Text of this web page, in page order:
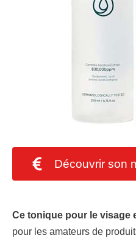
Découvrir son
Ce tonique pour le visage
pour les amateurs de